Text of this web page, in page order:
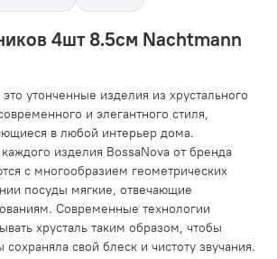
4шт 8.5см Nachtmann
утонченные изделия из хрустального
и элегантного стиля,
в любой интерьер дома.
изделия BossaNova от бренда
с многообразием геометрических
посуды мягкие, отвечающие
Современные технологии
хрусталь таким образом, чтобы
свой блеск и чистоту звучания.